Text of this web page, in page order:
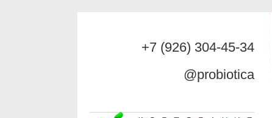
+7 (926) 304-45-34
@probiotica